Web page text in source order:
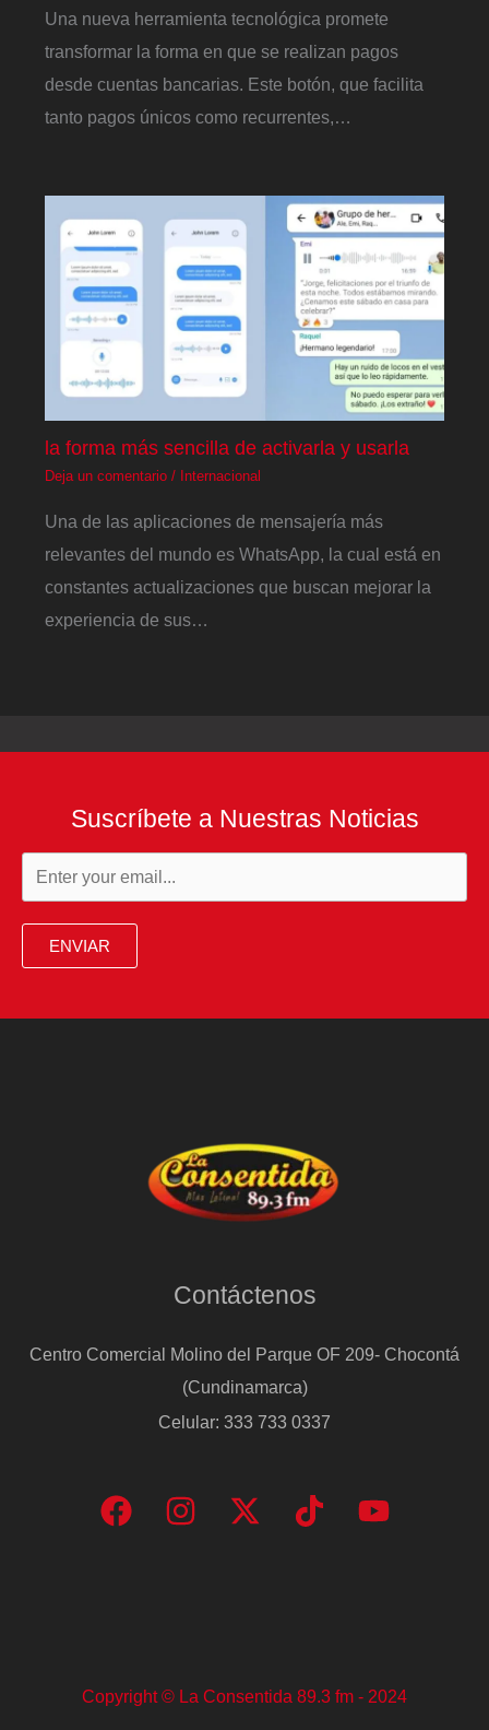
Una nueva herramienta tecnológica promete
transformar la forma en que se realizan pagos
desde cuentas bancarias. Este botón, que facilita
tanto pagos únicos como recurrentes,…
la forma más sencilla de activarla y usarla
Deja un comentario / Internacional
Una de las aplicaciones de mensajería más
relevantes del mundo es WhatsApp, la cual está en
constantes actualizaciones que buscan mejorar la
experiencia de sus…
Suscríbete a Nuestras Noticias
ENVIAR
Contáctenos
Centro Comercial Molino del Parque OF 209- Chocontá
(Cundinamarca)
Celular: 333 733 0337
Copyright © La Consentida 89.3 fm - 2024